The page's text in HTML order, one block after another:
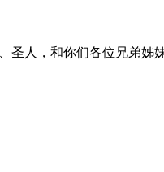
圣人，和你们各位兄弟姊